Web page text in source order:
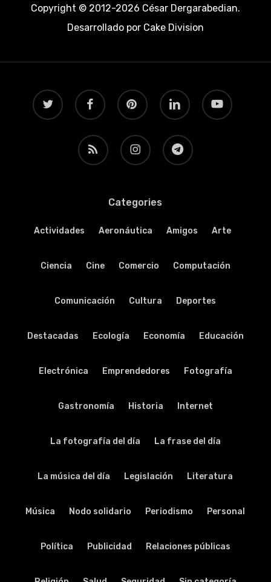
Copyright © 2012-2026 César Dergarabedian.
Desarrollado porCake Division
twitter facebook pinterest linkedin youtube
RSS instagram telegram
Categories
Actividades Aeronáutica Amigos Arte
Ciencia Cine Comercio Computación
Comunicación Cultura Deportes
Destacadas Ecología Economía Educación
Electrónica Emprendedores Fotografía
Gastronomía Historia Internet
La fotografía del día La frase del día
La música del día Legislación Literatura
Música Nodo solidario Periodismo Personal
Política Publicidad Relaciones públicas